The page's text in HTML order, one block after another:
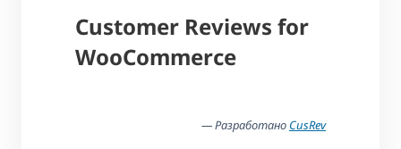
Customer Reviews for
WooCommerce
— Разработано CusRev